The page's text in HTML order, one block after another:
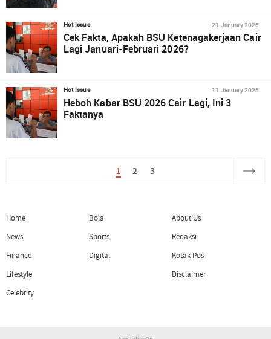
Hot Issue 21 January 2026
Cek Fakta, Apakah BSU Ketenagakerjaan Cair
Lagi Januari-Februari 2026?
Hot Issue 11 January 2026
Heboh Kabar BSU 2026 Cair Lagi, Ini 3
Faktanya
1 2 3
Home
News
Finance
Lifestyle
Celebrity
Bola
Sports
Digital
About Us
Redaksi
Kotak Pos
Disclaimer